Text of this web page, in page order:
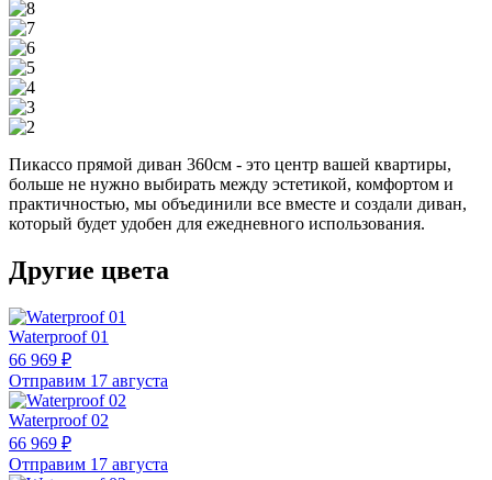
Пикассо прямой диван 360см - это центр вашей квартиры,
больше не нужно выбирать между эстетикой, комфортом и
практичностью, мы объединили все вместе и создали диван,
который будет удобен для ежедневного использования.
Другие цвета
Waterproof 01
66 969 ₽
Отправим 17 августа
Waterproof 02
66 969 ₽
Отправим 17 августа